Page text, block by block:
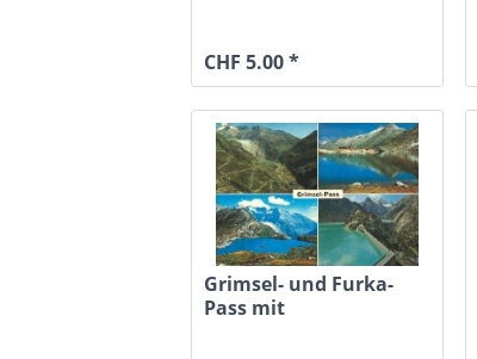
CHF 5.00 *
Grimsel- und Furka-
Pass mit